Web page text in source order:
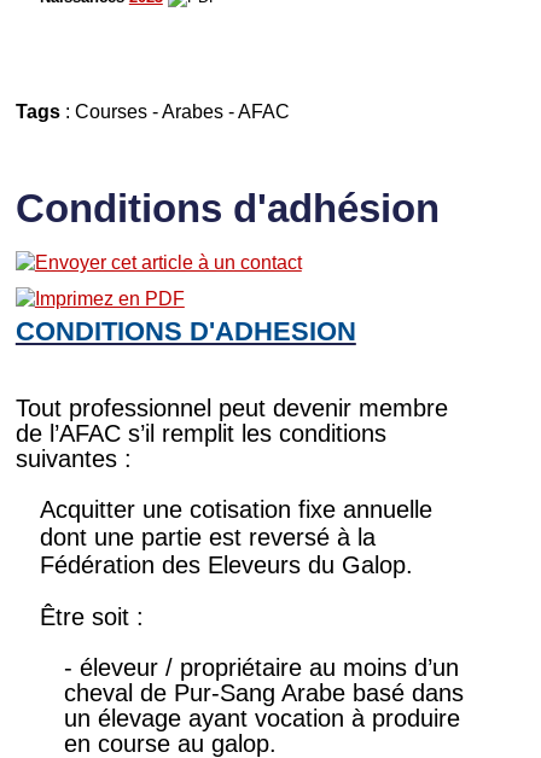
Tags: Courses-Arabes-AFAC
Conditions d'adhésion
CONDITIONS D'ADHESION
Tout professionnel peut devenir membre
de l’AFAC s’il remplit les conditions
suivantes :
Acquitter une cotisation fixe annuelle
dont une partie est reversé à la
Fédération des Eleveurs du Galop.
Être soit :
- éleveur / propriétaire au moins d’un
cheval de Pur-Sang Arabe basé dans
un élevage ayant vocation à produire
en course au galop.